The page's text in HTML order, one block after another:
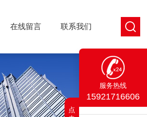
在线留言 联系我们
服务热线
15921716606
点